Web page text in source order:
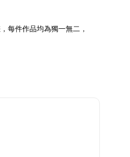
每件作品均為獨一無二，